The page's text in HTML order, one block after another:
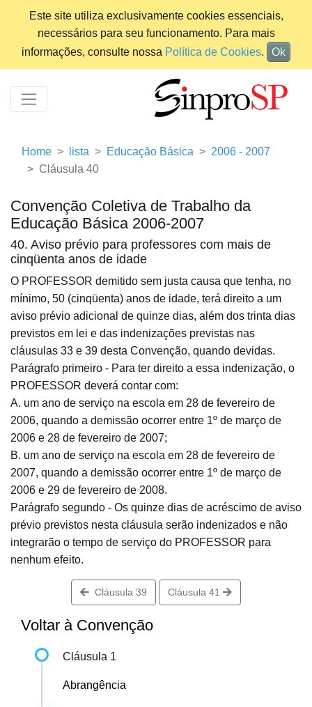
Este site utiliza exclusivamente cookies essenciais,
necessários para seu funcionamento. Para mais
informações, consulte nossa Política de Cookies. Ok
Home lista Educação Básica
2006 - 2007
Cláusula 40
Convenção Coletiva de Trabalho da
Educação Básica 2006-2007
40. Aviso prévio para professores com mais de
cinqüenta anos de idade
O PROFESSOR demitido sem justa causa que tenha, no
mínimo, 50 (cinqüenta) anos de idade, terá direito a um
aviso prévio adicional de quinze dias, além dos trinta dias
previstos em lei e das indenizações previstas nas
cláusulas 33 e 39 desta Convenção, quando devidas.
Parágrafo primeiro - Para ter direito a essa indenização, o
PROFESSOR deverá contar com:
A. um ano de serviço na escola em 28 de fevereiro de
2006, quando a demissão ocorrer entre 1º de março de
2006 e 28 de fevereiro de 2007;
B. um ano de serviço na escola em 28 de fevereiro de
2007, quando a demissão ocorrer entre 1º de março de
2006 e 29 de fevereiro de 2008.
Parágrafo segundo - Os quinze dias de acréscimo de aviso
prévio previstos nesta cláusula serão indenizados e não
integrarão o tempo de serviço do PROFESSOR para
nenhum efeito.
Cláusula 39 Cláusula 41
Voltar à Convenção
Cláusula 1
Abrangência